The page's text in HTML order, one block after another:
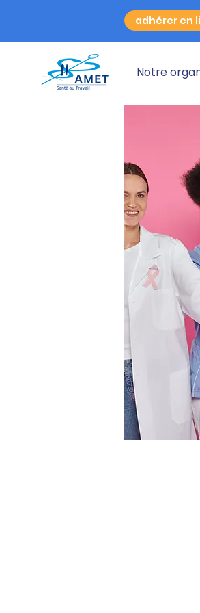
adhérer en
Notre